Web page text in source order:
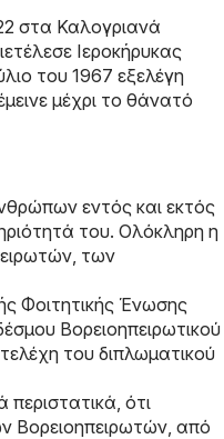
στα Καλογριανά
Ιεροκήρυκας
του 1967 εξελέγη
μέχρι το θάνατό
εντός και εκτός
του. Ολόκληρη η
των
Φοιτητικής Ένωσης
Βορειοηπειρωτικού
του διπλωματικού
ότι
Βορειοηπειρωτών, από